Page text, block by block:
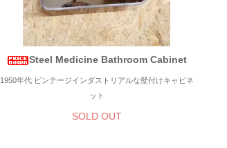
Steel Medicine Bathroom Cabinet
1950年代 ビンテージインダストリアルな壁付けキャビネ
ット
SOLD OUT